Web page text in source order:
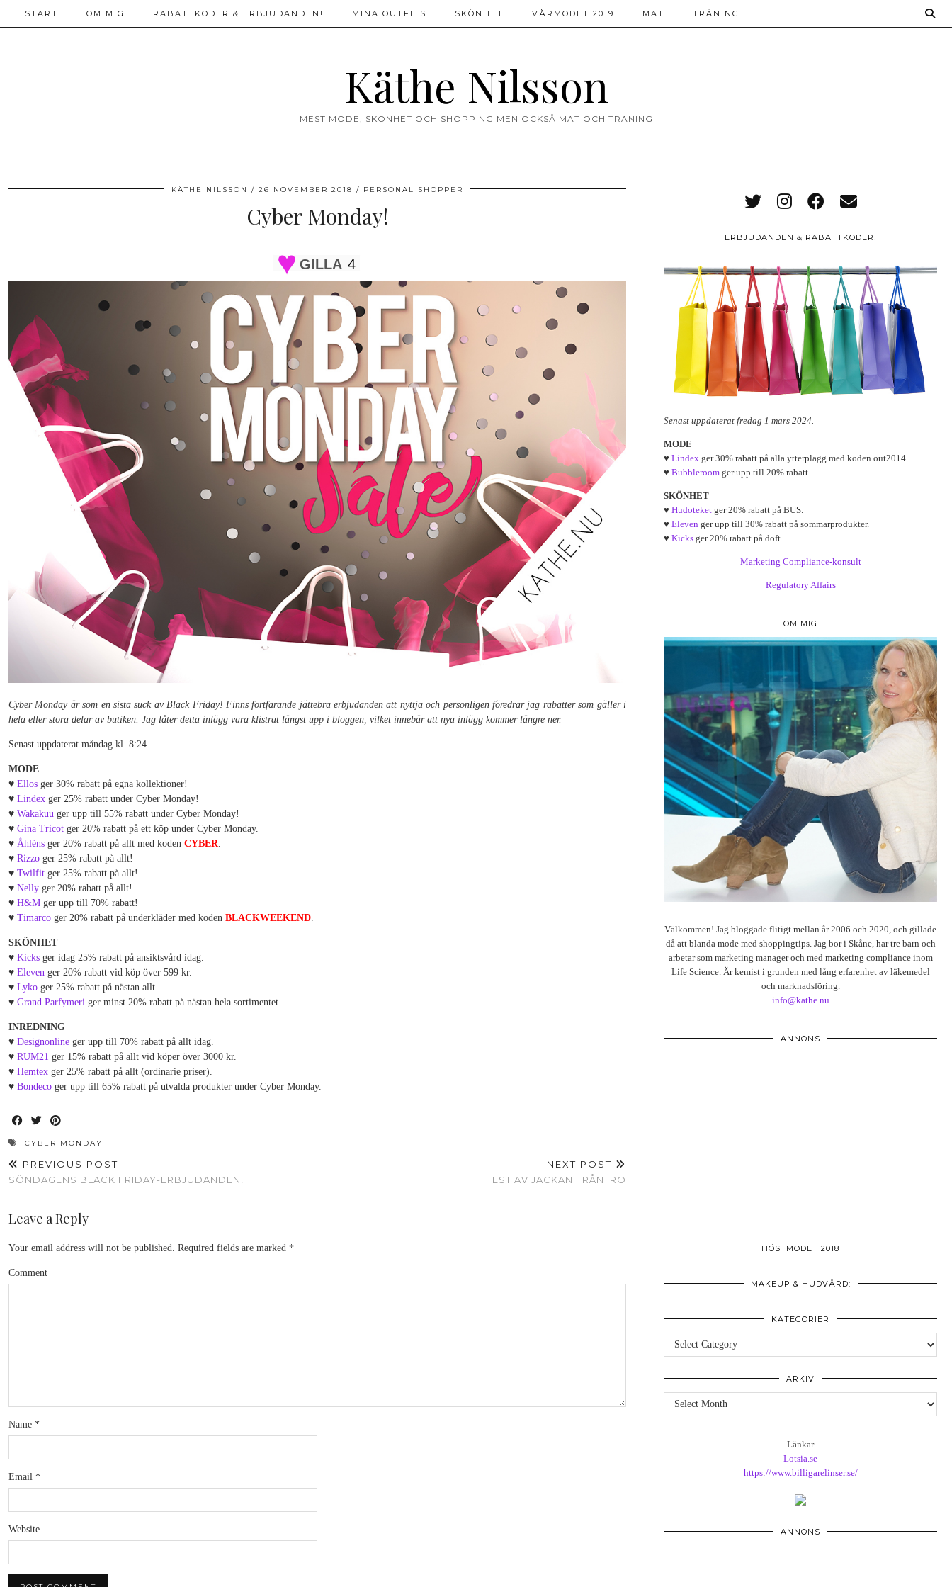
Käthe Nilsson
MEST MODE, SKÖNHET OCH SHOPPING MEN OCKSÅ MAT OCH TRÄNING
START OM MIG RABATTKODER & ERBJUDANDEN! MINA OUTFITS SKÖNHET VÅRMODET 2019 MAT TRÄNING
KÄTHE NILSSON 26 NOVEMBER 2018 PERSONAL SHOPPER
Cyber Monday!
GILLA 4
Cyber Monday är som en sista suck av Black Friday! Finns fortfarande jättebra erbjudanden att nyttja och personligen föredrar jag rabatter som gäller i
hela eller stora delar av butiken. Jag låter detta inlägg vara klistrat längst upp i bloggen, vilket innebär att nya inlägg kommer längre ner.
Senast uppdaterat måndag kl. 8:24.
MODE
♥ Ellos ger 30% rabatt på egna kollektioner!
♥ Lindex ger 25% rabatt under Cyber Monday!
♥ Wakakuu ger upp till 55% rabatt under Cyber Monday!
♥ Gina Tricot ger 20% rabatt på ett köp under Cyber Monday.
♥ Åhléns ger 20% rabatt på allt med koden CYBER
♥ Rizzo ger 25% rabatt på allt!
♥ Twilfit ger 25% rabatt på allt!
♥ Nelly ger 20% rabatt på allt!
♥ H&M ger upp till 70% rabatt!
♥ Timarco ger 20% rabatt på underkläder med koden BLACKWEEKEND
SKÖNHET
♥ Kicks ger idag 25% rabatt på ansiktsvård idag.
♥ Eleven ger 20% rabatt vid köp över 599 kr.
♥ Lyko ger 25% rabatt på nästan allt.
♥ Grand Parfymeri ger minst 20% rabatt på nästan hela sortimentet.
INREDNING
♥ Designonline ger upp till 70% rabatt på allt idag.
♥ RUM21 ger 15% rabatt på allt vid köper över 3000 kr.
♥ Hemtex ger 25% rabatt på allt (ordinarie priser).
♥ Bondeco ger upp till 65% rabatt på utvalda produkter under Cyber Monday.
CYBER MONDAY
PREVIOUS POST
SÖNDAGENS BLACK FRIDAY-ERBJUDANDEN!
NEXT POST
TEST AV JACKAN FRÅN IRO
Leave a Reply
Your email address will not be published. Required fields are marked *
Comment
Name *
Email *
Website
ERBJUDANDEN & RABATTKODER!
Senast uppdaterat fredag 1 mars 2024.
MODE
♥ Lindex ger 30% rabatt på alla ytterplagg med koden out2014.
♥ Bubbleroom ger upp till 20% rabatt.
SKÖNHET
♥ Hudoteket ger 20% rabatt på BUS.
♥ Eleven ger upp till 30% rabatt på sommarprodukter.
♥ Kicks ger 20% rabatt på doft.
Marketing Compliance-konsult
Regulatory Affairs
OM MIG
Välkommen! Jag bloggade flitigt mellan år 2006 och 2020, och gillade
då att blanda mode med shoppingtips. Jag bor i Skåne, har tre barn och
arbetar som marketing manager och med marketing compliance inom
Life Science. Är kemist i grunden med lång erfarenhet av läkemedel
och marknadsföring.
info@kathe.nu
ANNONS
HÖSTMODET 2018
MAKEUP & HUDVÅRD:
KATEGORIER
Kategorier
ARKIV
Arkiv
Länkar
Lotsia.se
https://www.billigarelinser.se/
ANNONS